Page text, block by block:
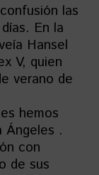
las
En la
Hansel
V, quien
verano de
hemos
Ángeles .
con
de sus